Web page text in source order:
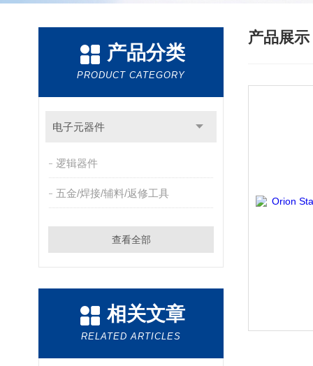
产品分类
PRODUCT CATEGORY
电子元器件
逻辑器件
五金/焊接/辅料/返修工具
查看全部
相关文章
RELATED ARTICLES
产品展示